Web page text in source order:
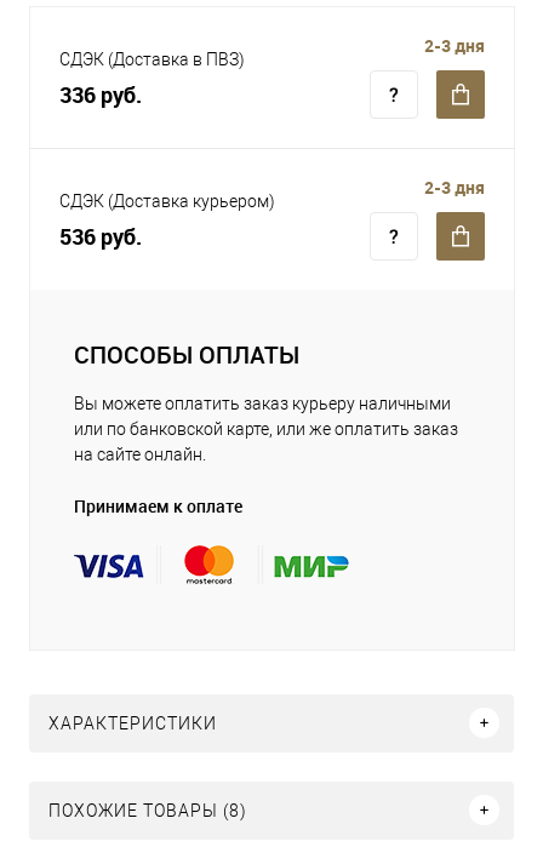
СДЭК (Доставка в ПВЗ)
336 руб.
2-3 дня
СДЭК (Доставка курьером)
536 руб.
2-3 дня
СПОСОБЫ ОПЛАТЫ
Вы можете оплатить заказ курьеру наличными
или по банковской карте, или же оплатить заказ
на сайте онлайн.
Принимаем к оплате
ХАРАКТЕРИСТИКИ
ПОХОЖИЕ ТОВАРЫ (8)